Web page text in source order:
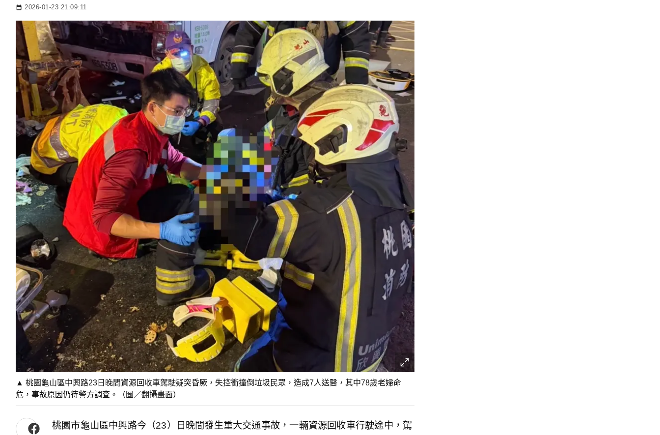
2026-01-23 21:09:11
▲ 桃園龜山區中興路23日晚間資源回收車駕駛疑突昏厥，失控衝撞倒垃圾民眾，造成7人送醫，其中78歲老婦命
危，事故原因仍待警方調查。（圖／翻攝畫面）
桃園市龜山區中興路今（23）日晚間發生重大交通事故，一輛資源回收車行駛途中，駕